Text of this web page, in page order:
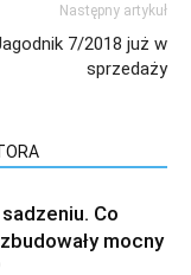
Następny artykuł
7/2018 już w
sprzedaży
Co
mocny